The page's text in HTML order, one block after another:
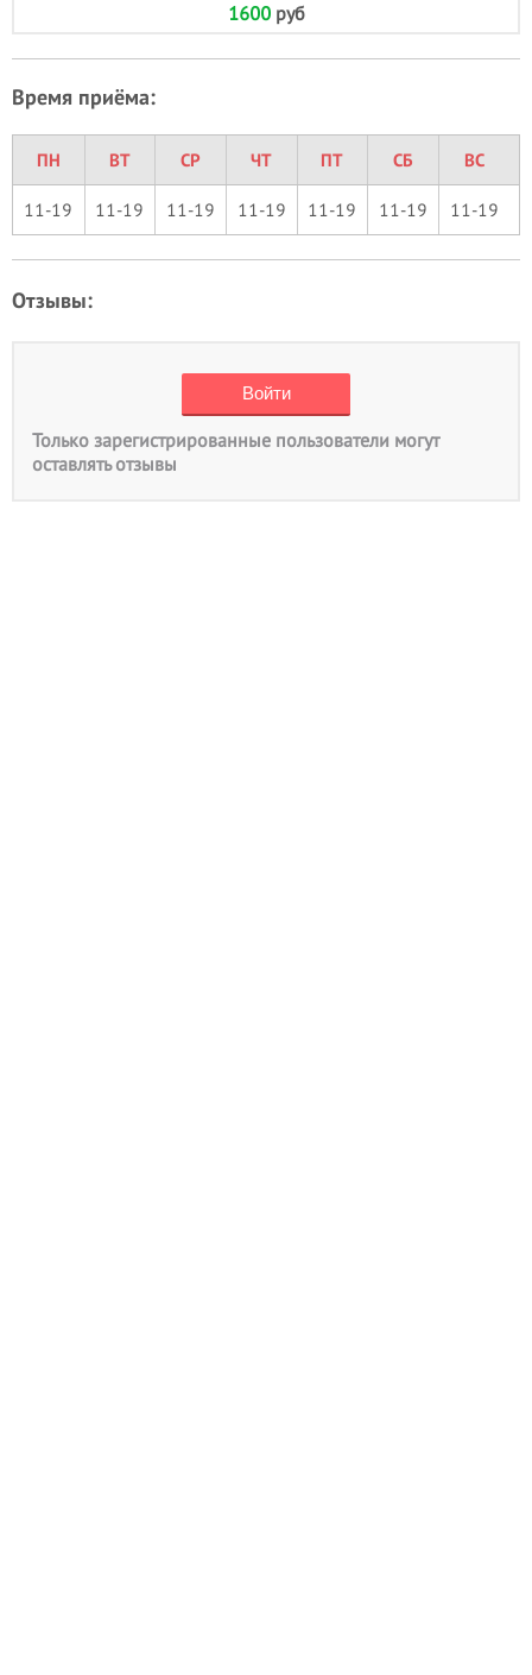
1600руб
Время приёма:
ПН ВТ СР ЧТ ПТ СБ ВС
11-19 11-19 11-19 11-19 11-19 11-19 11-19
Отзывы:
Только зарегистрированные пользователи могут
оставлять отзывы